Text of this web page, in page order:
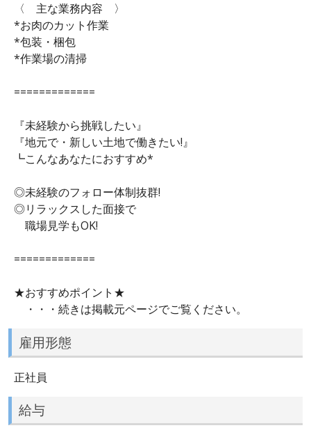
〈 主な業務内容 〉
*お肉のカット作業
*包装・梱包
*作業場の清掃
=============
『未経験から挑戦したい』
『地元で・新しい土地で働きたい!』
┗こんなあなたにおすすめ*
◎未経験のフォロー体制抜群!
◎リラックスした面接で
職場見学もOK!
=============
★おすすめポイント★
・・・続きは掲載元ページでご覧ください。
雇用形態
正社員
給与